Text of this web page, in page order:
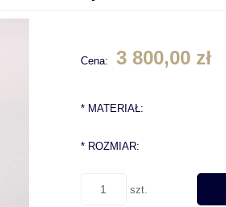
Cena: 3 800,00 zł
*MATERIAŁ:
*ROZMIAR:
szt.